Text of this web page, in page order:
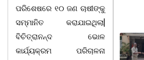
ପରିଶେଷରେ ୧୦ ଜଣ ଚାଷୀଙ୍କୁ
ସମ୍ମାନିତ କରାଯାଇଥିଲା|
ବିଚିତ୍ରାନନ୍ଦ ଭୋଳ
କାର୍ଯ୍ୟକ୍ରମ ପରିଚାଳନା